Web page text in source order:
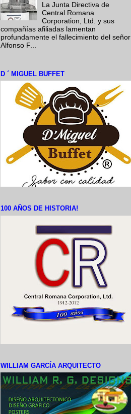
La Junta Directiva de
Central Romana
Corporation, Ltd. y sus
compañías afiliadas lamentan
profundamente el fallecimiento del señor
Alfonso F...
D ´ MIGUEL BUFFET
100 AÑOS DE HISTORIA!
WILLIAM GARCÍA ARQUITECTO